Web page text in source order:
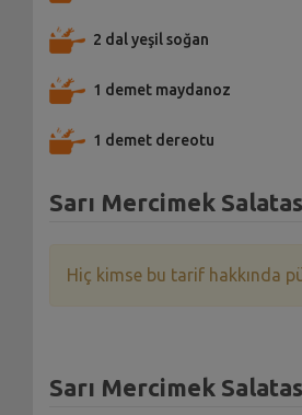
2 dal yeşil soğan
1 demet maydanoz
1 demet dereotu
Sarı Mercimek
Hiç kimse bu tarif hakkında
Sarı Mercimek